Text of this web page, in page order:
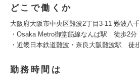
どこで働くか
大阪府大阪市中央区難波2丁目3-11 難波八
・Osaka Metro御堂筋線なんば駅 徒歩2分
・近畿日本鉄道難波・奈良大阪難波駅 徒
勤務時間は